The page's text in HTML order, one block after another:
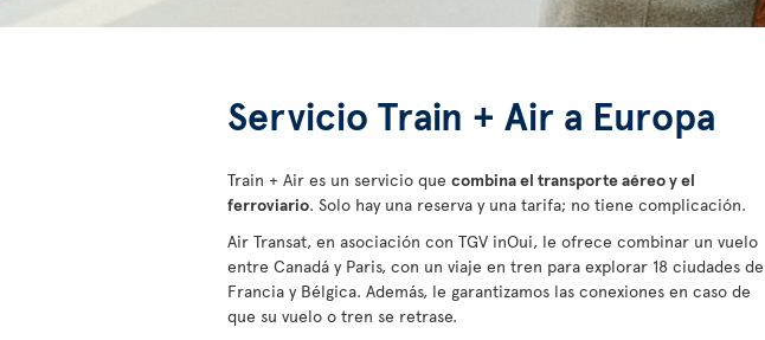
Servicio Train + Air a Europa
Train + Air es un servicio que combina el transporte aéreo y el
ferroviario. Solo hay una reserva y una tarifa; no tiene complicación.
Air Transat, en asociación con TGV inOui, le ofrece combinar un vuelo
entre Canadá y Paris, con un viaje en tren para explorar 18 ciudades de
Francia y Bélgica. Además, le garantizamos las conexiones en caso de
que su vuelo o tren se retrase.